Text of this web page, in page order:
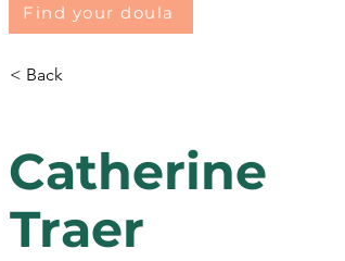
Find your doula
< Back
Traer
Catherine